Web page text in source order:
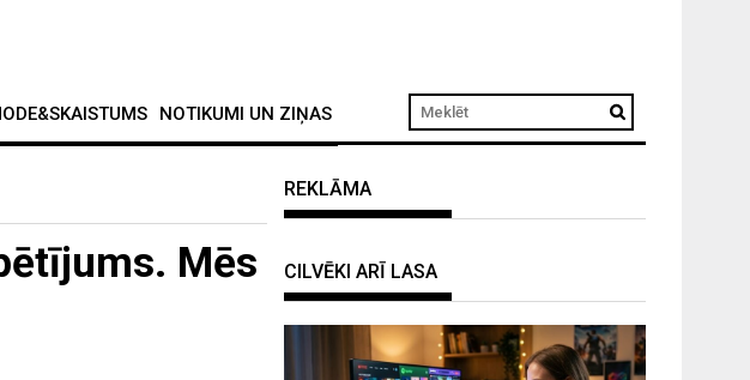
NOTIKUMI UN ZIŅAS
Mēs
REKLĀMA
CILVĒKI ARĪ LASA